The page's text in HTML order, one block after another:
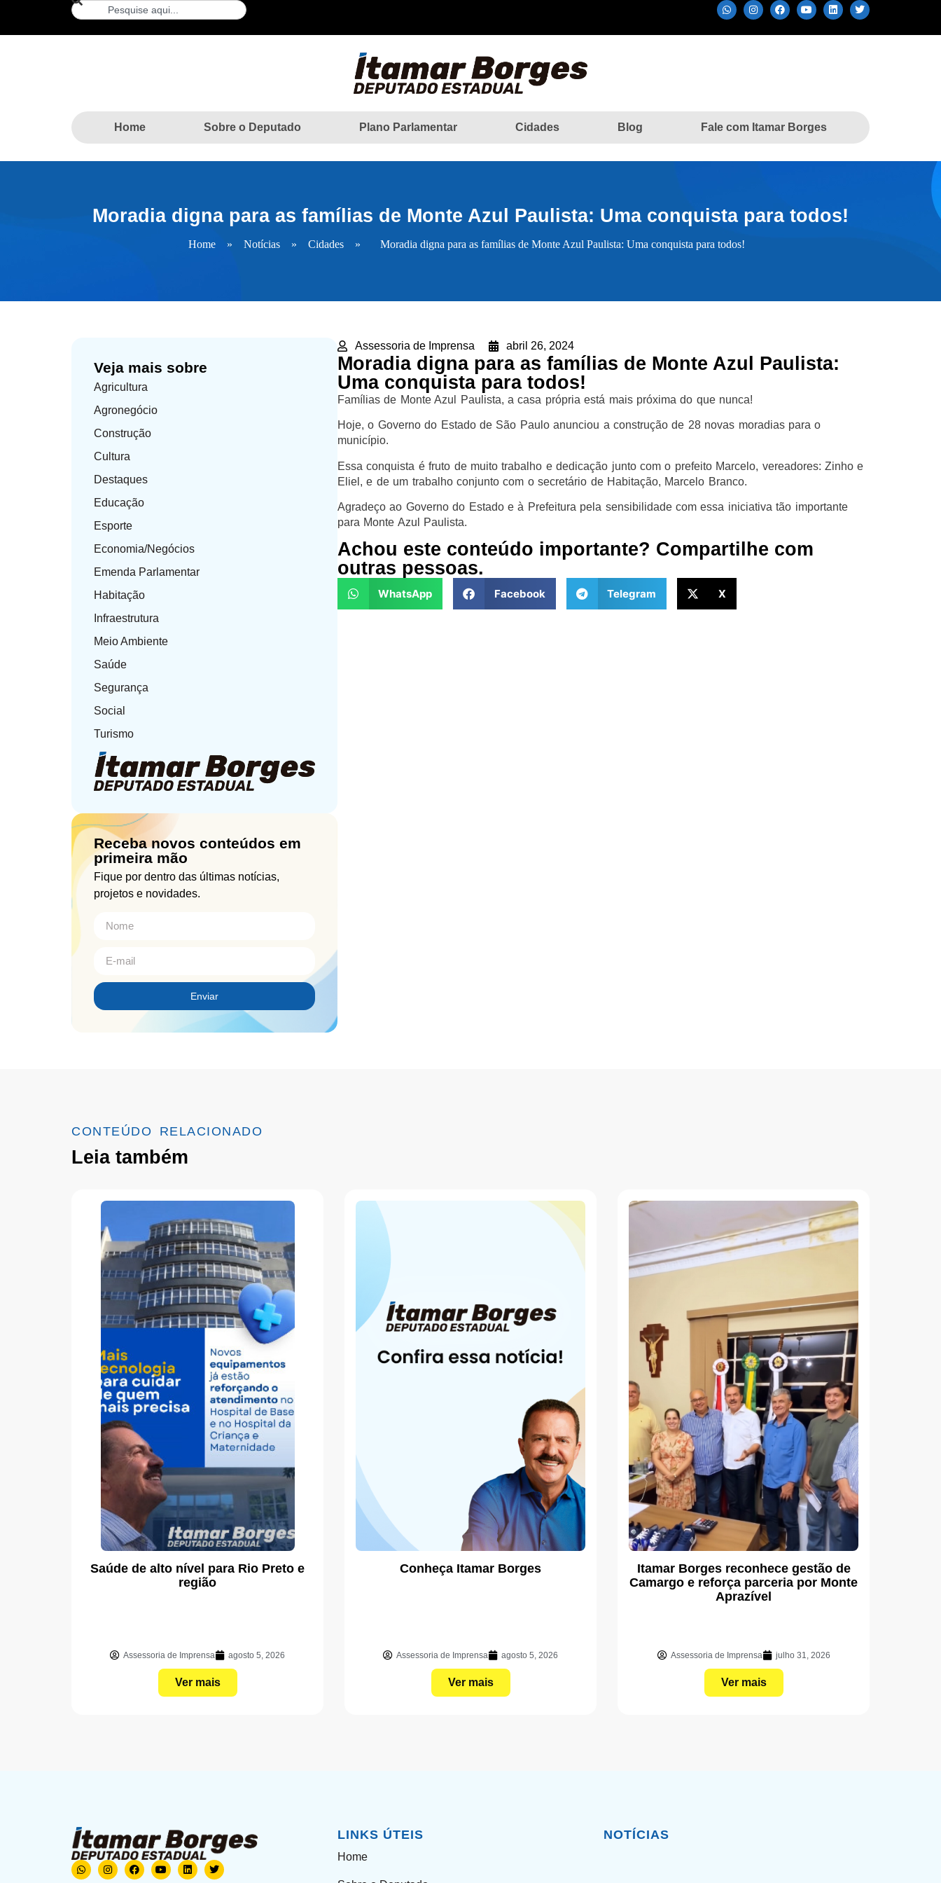
Home Sobre o Deputado Plano Parlamentar Cidades Blog Fale com Itamar Borges
Moradia digna para as famílias de Monte Azul Paulista: Uma conquista para todos!
Home » Notícias » Cidades » Moradia digna para as famílias de Monte Azul Paulista: Uma conquista para todos!
Veja mais sobre
Agricultura
Agronegócio
Construção
Cultura
Destaques
Educação
Esporte
Economia/Negócios
Emenda Parlamentar
Habitação
Infraestrutura
Meio Ambiente
Saúde
Segurança
Social
Turismo
Receba novos conteúdos em
primeira mão
Fique por dentro das últimas notícias,
projetos e novidades.
Enviar
Assessoria de Imprensa abril 26, 2024
Moradia digna para as famílias de Monte Azul Paulista:
Uma conquista para todos!
Famílias de Monte Azul Paulista, a casa própria está mais próxima do que nunca!
Hoje, o Governo do Estado de São Paulo anunciou a construção de 28 novas moradias para o
município.
Essa conquista é fruto de muito trabalho e dedicação junto com o prefeito Marcelo, vereadores: Zinho e
Eliel, e de um trabalho conjunto com o secretário de Habitação, Marcelo Branco.
Agradeço ao Governo do Estado e à Prefeitura pela sensibilidade com essa iniciativa tão importante
para Monte Azul Paulista.
Achou este conteúdo importante? Compartilhe com
outras pessoas.
WhatsApp Facebook Telegram X
CONTEÚDO RELACIONADO
Leia também
Saúde de alto nível para Rio Preto e
região
Assessoria de Imprensa agosto 5, 2026
Ver mais
Conheça Itamar Borges
Assessoria de Imprensa agosto 5, 2026
Ver mais
Itamar Borges reconhece gestão de
Camargo e reforça parceria por Monte
Aprazível
Assessoria de Imprensa julho 31, 2026
Ver mais
LINKS ÚTEIS
Home
NOTÍCIAS